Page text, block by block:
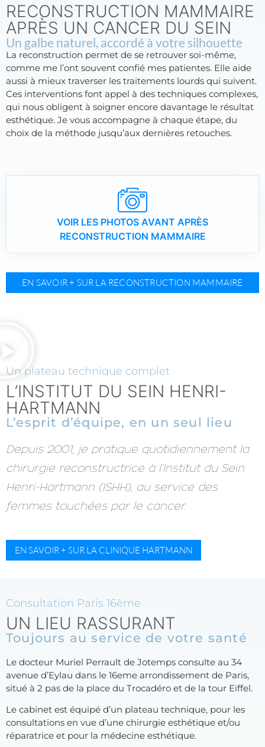
RECONSTRUCTION MAMMAIRE
APRÈS UN CANCER DU SEIN
Un galbe naturel, accordé à votre silhouette
La reconstruction permet de se retrouver soi-même,
comme me l’ont souvent confié mes patientes. Elle aide
aussi à mieux traverser les traitements lourds qui suivent.
Ces interventions font appel à des techniques complexes,
qui nous obligent à soigner encore davantage le résultat
esthétique. Je vous accompagne à chaque étape, du
choix de la méthode jusqu’aux dernières retouches.
VOIR LES PHOTOS AVANT APRÈS
RECONSTRUCTION MAMMAIRE
EN SAVOIR + SUR LA RECONSTRUCTION MAMMAIRE
Un plateau technique complet
L’INSTITUT DU SEIN HENRI-
HARTMANN
L’esprit d’équipe, en un seul lieu
Depuis 2001, je pratique quotidiennement la
chirurgie reconstructrice à l’Institut du Sein
Henri-Hartmann (ISHH), au service des
femmes touchées par le cancer.
EN SAVOIR + SUR LA CLINIQUE HARTMANN
Consultation Paris 16ème
UN LIEU RASSURANT
Toujours au service de votre santé
Le docteur Muriel Perrault de Jotemps consulte au 34
avenue d’Eylau dans le 16eme arrondissement de Paris,
situé à 2 pas de la place du Trocadéro et de la tour Eiffel.
Le cabinet est équipé d’un plateau technique, pour les
consultations en vue d’une chirurgie esthétique et/ou
réparatrice et pour la médecine esthétique.